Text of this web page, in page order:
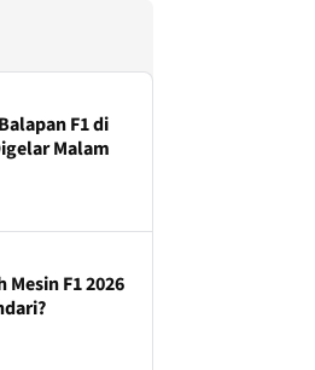
F1 di
Malam
Mesin F1 2026